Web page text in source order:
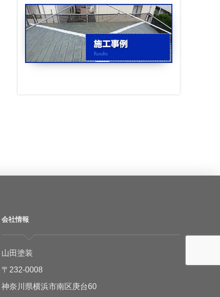
会社情報
山田塗装
〒232-0008
神奈川県横浜市南区庚台60